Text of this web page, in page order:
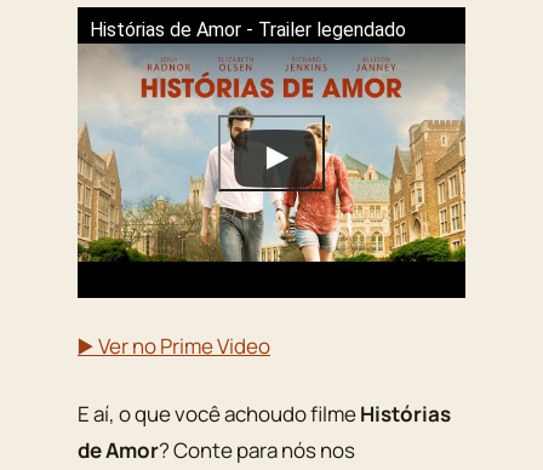
Histórias de Amor - Trailer legendado
▶️ Ver no Prime Video
E aí, o que você achoudo filmeHistórias
de Amor? Conte para nós nos